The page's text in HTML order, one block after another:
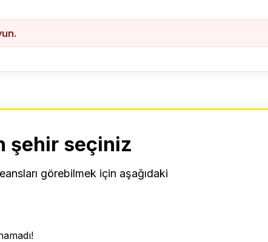
şehir seçiniz
görebilmek için aşağıdaki